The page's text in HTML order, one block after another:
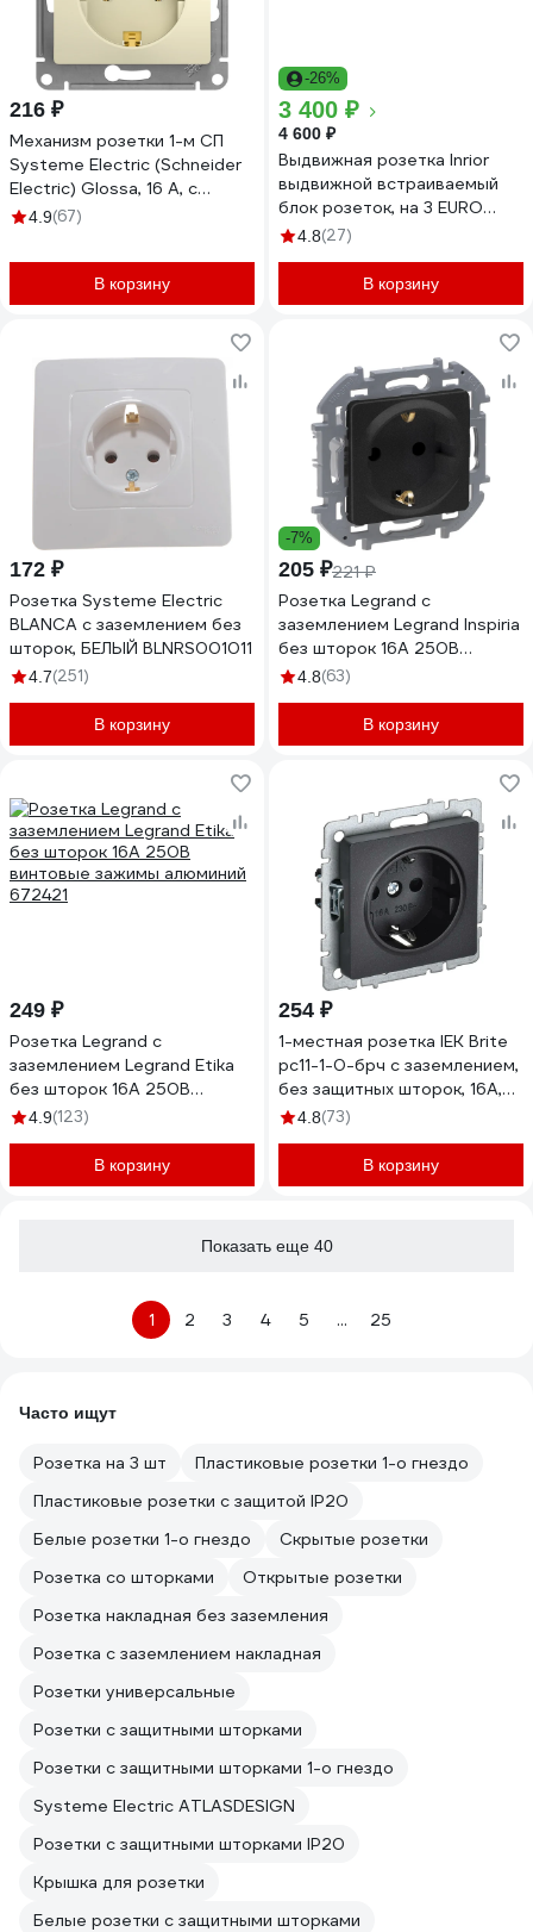
216 ₽
Механизм розетки 1-м СП
Systeme Electric (Schneider
Electric) Glossa, 16 А, с
заземлением, бежевый, арт.
4.9(67)
В корзину
-26%
3 400 ₽
4 600 ₽
Выдвижная розетка Inrior
выдвижной встраиваемый
блок розеток, на 3 EURO
розетки, TORO-03-20
4.8(27)
В корзину
172 ₽
Розетка Systeme Electric
BLANCA с заземлением без
шторок, БЕЛЫЙ BLNRS001011
4.7(251)
В корзину
-7%
205 ₽221 ₽
Розетка Legrand с
заземлением Legrand Inspiria
без шторок 16А 250В
винтовые зажимы антрацит
4.8(63)
В корзину
249 ₽
Розетка Legrand с
заземлением Legrand Etika
без шторок 16А 250В
винтовые зажимы алюминий
4.9(123)
В корзину
254 ₽
1-местная розетка IEK Brite
рс11-1-0-брч с заземлением,
без защитных шторок, 16А,
черный BR-R11-16-K02
4.8(73)
В корзину
Показать еще 40
1 2 3 4 5 ... 25
Часто ищут
Розетка на 3 шт
Пластиковые розетки 1-о гнездо
Пластиковые розетки с защитой IP20
Белые розетки 1-о гнездо
Скрытые розетки
Розетка со шторками
Открытые розетки
Розетка накладная без заземления
Розетка с заземлением накладная
Розетки универсальные
Розетки с защитными шторками
Розетки с защитными шторками 1-о гнездо
Systeme Electric ATLASDESIGN
Розетки с защитными шторками IP20
Крышка для розетки
Белые розетки с защитными шторками